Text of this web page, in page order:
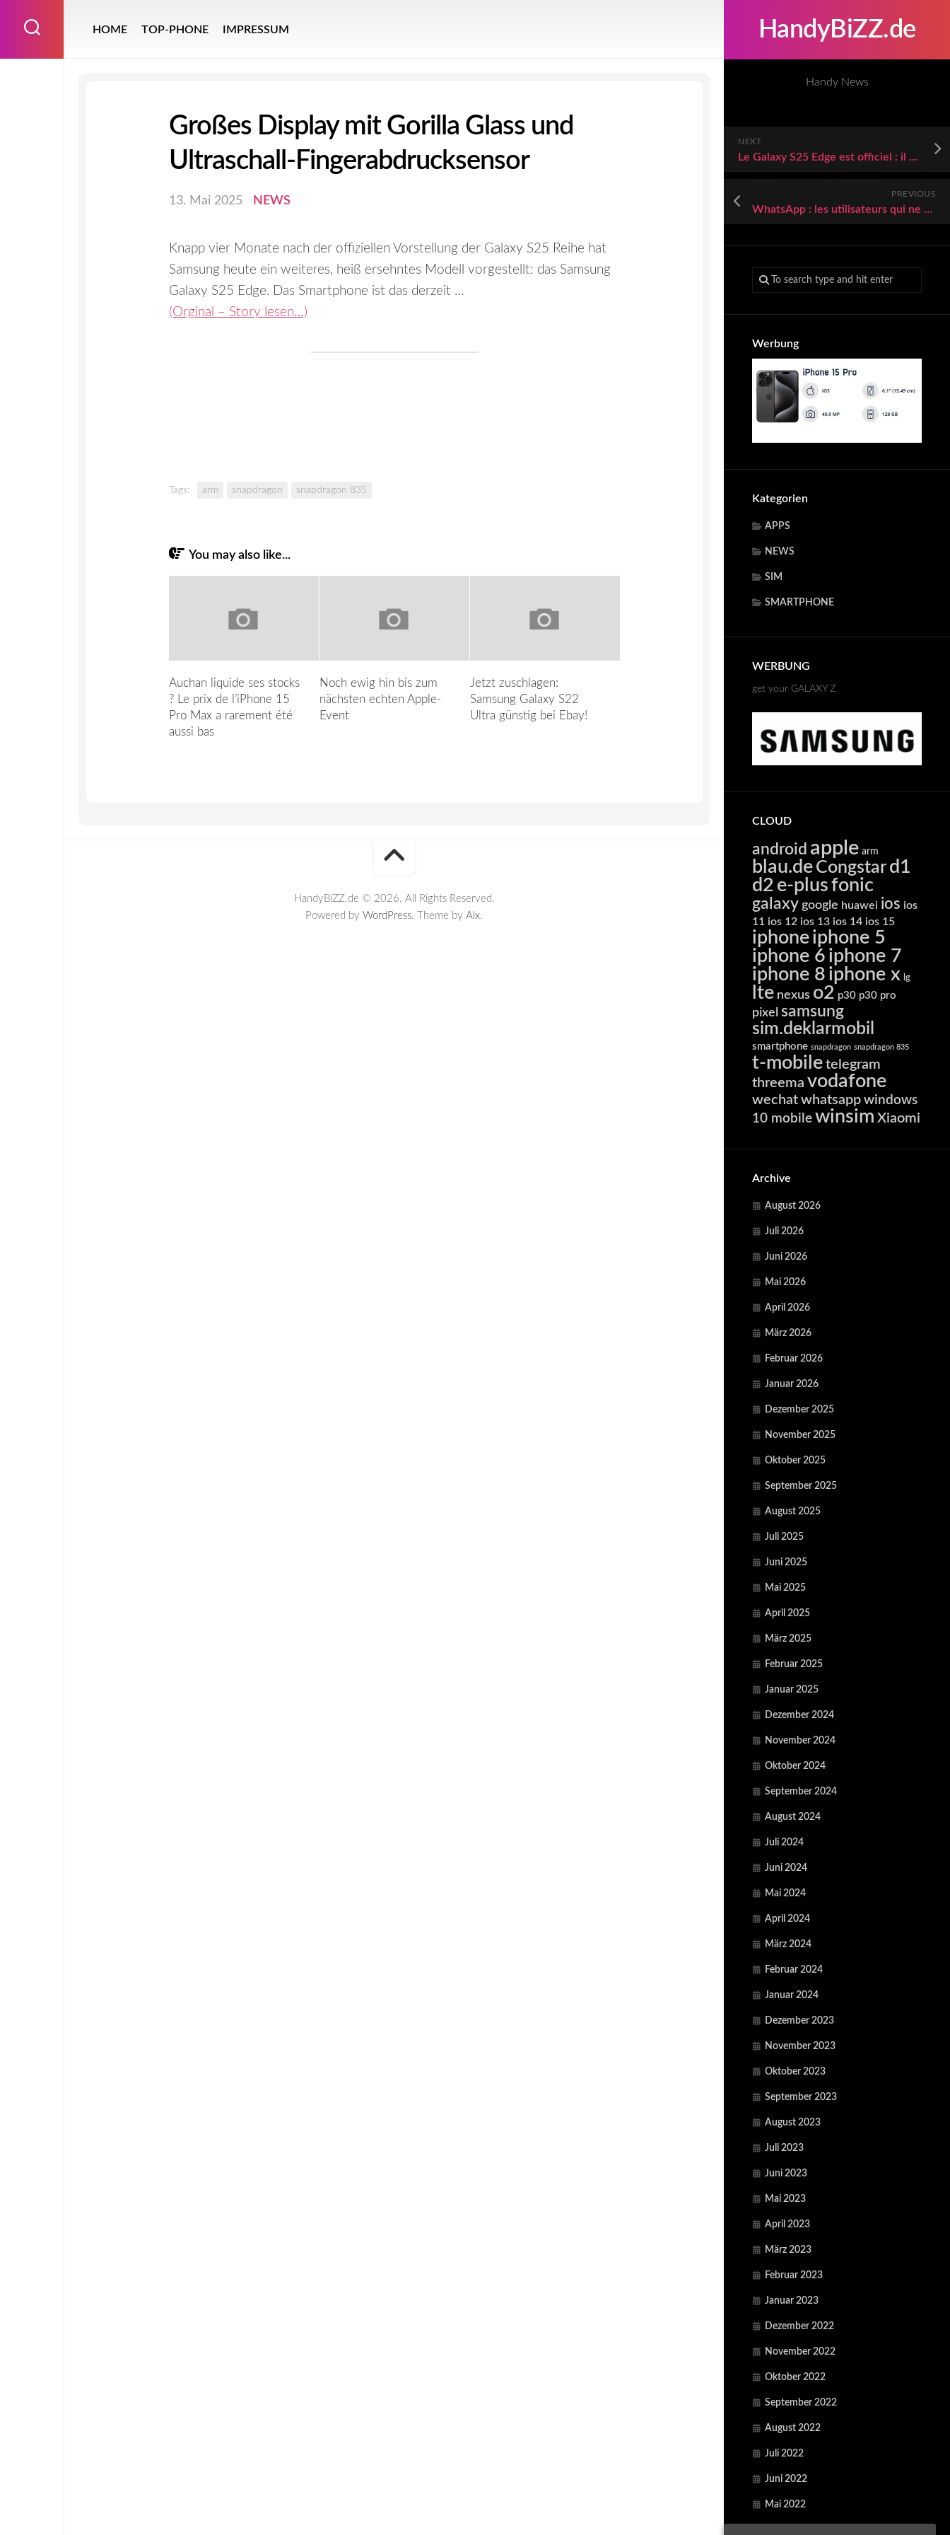
HandyBiZZ.de
Handy News
NEXT
Le Galaxy S25 Edge est officiel : il est ultra fin mais il va peser lourd sur votre budget
PREVIOUS
WhatsApp : les utilisateurs qui ne connaissent pas cette nouvelle arnaque tombent tous dans le panneau
Werbung
Kategorien
APPS
NEWS
SIM
SMARTPHONE
WERBUNG
get your GALAXY Z
CLOUD
android apple arm
blau.de Congstar d1
d2 e-plusfonic
galaxy google huawei ios ios
11 ios 12 ios 13 ios 14 ios 15
iphoneiphone 5
iphone 6 iphone 7
iphone 8 iphone x lg
lte nexus o2 p30 p30 pro
pixel samsung
sim.deklarmobil
smartphone snapdragon snapdragon 835
t-mobile telegram
threema vodafone
wechat whatsapp windows
10 mobile winsim Xiaomi
Archive
August 2026
Juli 2026
Juni 2026
Mai 2026
April 2026
März 2026
Februar 2026
Januar 2026
Dezember 2025
November 2025
Oktober 2025
September 2025
August 2025
Juli 2025
Juni 2025
Mai 2025
April 2025
März 2025
Februar 2025
Januar 2025
Dezember 2024
November 2024
Oktober 2024
September 2024
August 2024
Juli 2024
Juni 2024
Mai 2024
April 2024
März 2024
Februar 2024
Januar 2024
Dezember 2023
November 2023
Oktober 2023
September 2023
August 2023
Juli 2023
Juni 2023
Mai 2023
April 2023
März 2023
Februar 2023
Januar 2023
Dezember 2022
November 2022
Oktober 2022
September 2022
August 2022
Juli 2022
Juni 2022
Mai 2022
HOME TOP-PHONE IMPRESSUM
Großes Display mit Gorilla Glass und
Ultraschall-Fingerabdrucksensor
13. Mai 2025 NEWS
Knapp vier Monate nach der offiziellen Vorstellung der Galaxy S25 Reihe hat
Samsung heute ein weiteres, heiß ersehntes Modell vorgestellt: das Samsung
Galaxy S25 Edge. Das Smartphone ist das derzeit …
(Orginal – Story lesen…)
Tags: arm snapdragon snapdragon 835
You may also like...
Auchan liquide ses stocks
? Le prix de l’iPhone 15
Pro Max a rarement été
aussi bas
Noch ewig hin bis zum
nächsten echten Apple-
Event
Jetzt zuschlagen:
Samsung Galaxy S22
Ultra günstig bei Ebay!
HandyBiZZ.de © 2026. All Rights Reserved.
Powered by WordPress. Theme by Alx.